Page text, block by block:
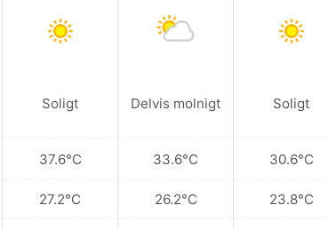
Soligt
37.6°C
27.2°C
Delvis molnigt
33.6°C
26.2°C
Soligt
30.6°C
23.8°C